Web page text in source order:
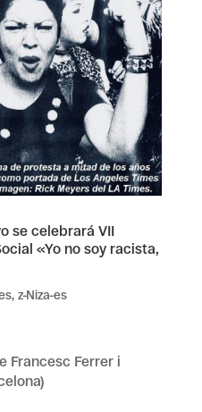
se celebrará VII
«Yo no soy racista,
, z-Niza-es
Francesc Ferrer i